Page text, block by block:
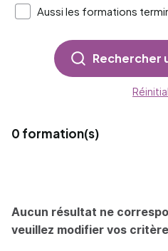
Aussi les formations
Rechercher
0 formation(s)
Aucun résultat ne
veuillez modifier vos